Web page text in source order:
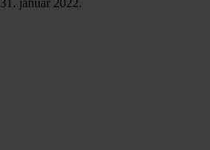
31. januar 2022.